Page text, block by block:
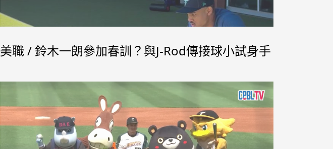
19歲的陽柏翔是台東棒球「陽家班」成員，守備位置為內野手，腳程快也是他的特色。陽柏翔在去年參加日職選秀落選，今
美職 / 鈴木一朗參加春訓？與J-Rod傳接球小試身手